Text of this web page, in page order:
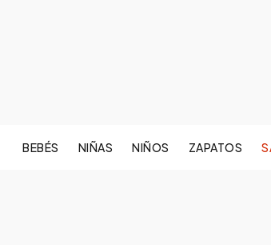
BEBÉS NIÑAS NIÑOS ZAPATOS